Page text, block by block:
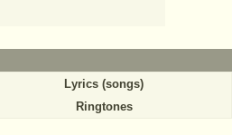
Lyrics (songs)
Ringtones